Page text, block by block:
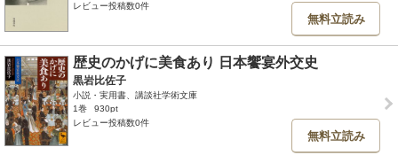
レビュー投稿数0件
無料立読み
歴史のかげに美食あり 日本饗宴外交史
黒岩比佐子
小説・実用書、講談社学術文庫
1巻
930pt
レビュー投稿数0件
無料立読み